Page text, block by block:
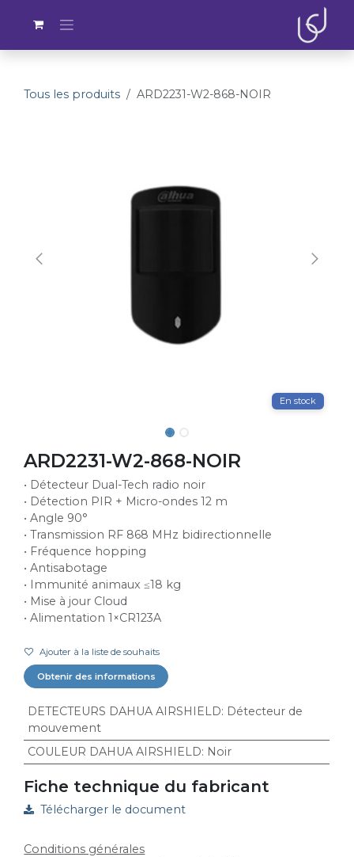
Tous les produits ARD2231-W2-868-NOIR
En stock
ARD2231-W2-868-NOIR
• Détecteur Dual-Tech radio noir
• Détection PIR + Micro-ondes 12 m
• Angle 90°
• Transmission RF 868 MHz bidirectionnelle
• Fréquence hopping
• Antisabotage
• Immunité animaux ≤18 kg
• Mise à jour Cloud
• Alimentation 1×CR123A
Ajouter à la liste de souhaits
Obtenir des informations
DETECTEURS DAHUA AIRSHIELD: Détecteur de
mouvement
COULEUR DAHUA AIRSHIELD: Noir
Fiche technique du fabricant
Télécharger le document
Conditions générales